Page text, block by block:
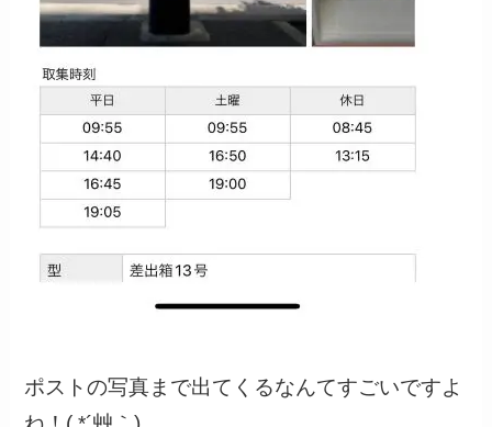
ポストの写真まで出てくるなんてすごいですよ